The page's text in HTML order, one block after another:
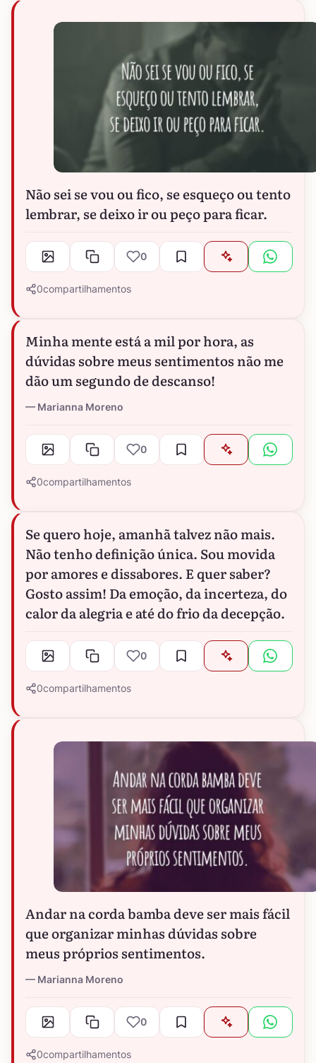
Não sei se vou ou fico, se esqueço ou tento
lembrar, se deixo ir ou peço para ficar.
0
0compartilhamentos
Minha mente está a mil por hora, as
dúvidas sobre meus sentimentos não me
dão um segundo de descanso!
Marianna Moreno
0
0compartilhamentos
Se quero hoje, amanhã talvez não mais.
Não tenho definição única. Sou movida
por amores e dissabores. E quer saber?
Gosto assim! Da emoção, da incerteza, do
calor da alegria e até do frio da decepção.
0
0compartilhamentos
Andar na corda bamba deve ser mais fácil
que organizar minhas dúvidas sobre
meus próprios sentimentos.
Marianna Moreno
0
0compartilhamentos